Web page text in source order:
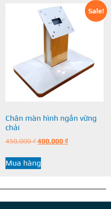
Sale!
Chân màn hình ngắn vững
chải
450.000₫400.000 ₫
Mua hàng